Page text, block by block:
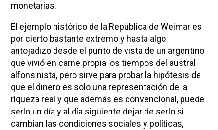
monetarias.
El ejemplo histórico de la República de Weimar es
por cierto bastante extremo y hasta algo
antojadizo desde el punto de vista de un argentino
que vivió en carne propia los tiempos del austral
alfonsinista, pero sirve para probar la hipótesis de
que el dinero es solo una representación de la
riqueza real y que además es convencional, puede
serlo un día y al día siguiente dejar de serlo si
cambian las condiciones sociales y políticas,